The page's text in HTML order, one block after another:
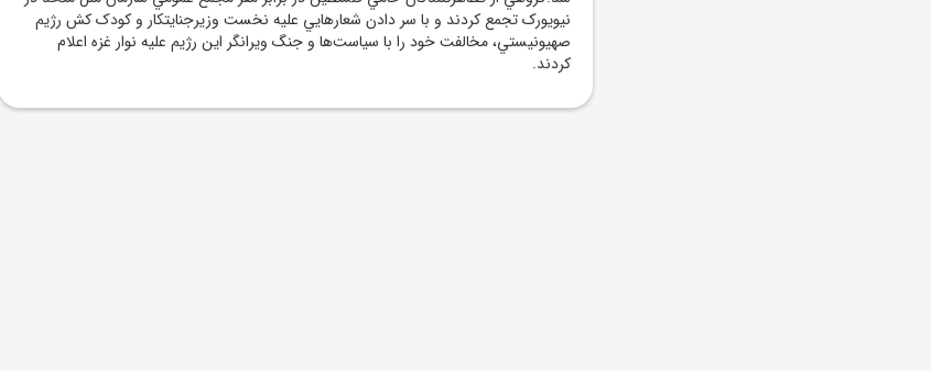
نيويورک تجمع کردند و با سر دادن شعار‌هايي عليه نخست ‌وزيرجنايتکار و کودک کش رژيم
صهيونيستي، مخالفت خود را با سياست‌ها و جنگ ويرانگر اين رژيم عليه نوار غزه اعلام
کردند.